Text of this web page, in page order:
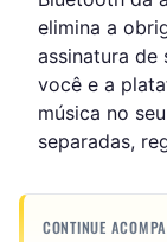
elimina a
assinatura de
você e a
música no
separadas,
CONTINUE